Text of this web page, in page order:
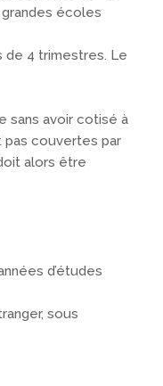
écoles
de 4 trimestres. Le
sans avoir cotisé à
pas couvertes par
alors être
d’études
sous